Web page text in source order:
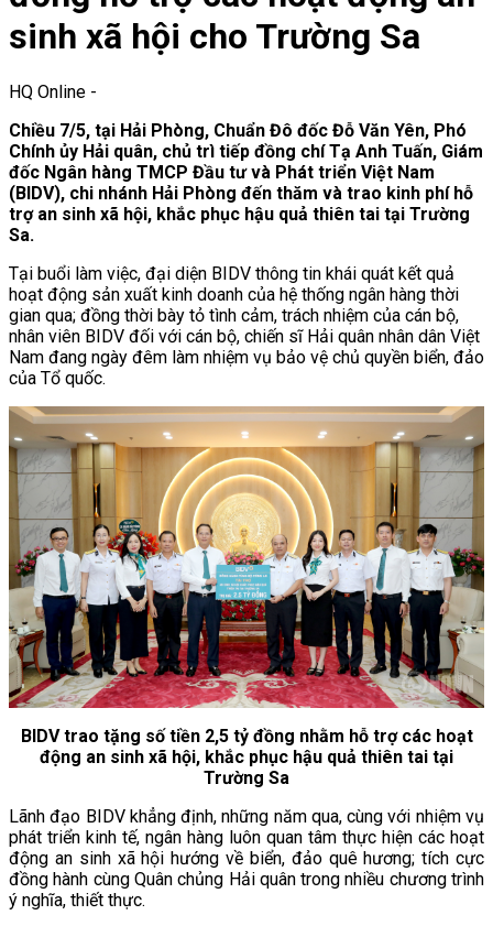
sinh xã hội cho Trường Sa
HQ Online -
Chiều 7/5, tại Hải Phòng, Chuẩn Đô đốc Đỗ Văn Yên, Phó
Chính ủy Hải quân, chủ trì tiếp đồng chí Tạ Anh Tuấn, Giám
đốc Ngân hàng TMCP Đầu tư và Phát triển Việt Nam
(BIDV), chi nhánh Hải Phòng đến thăm và trao kinh phí hỗ
trợ an sinh xã hội, khắc phục hậu quả thiên tai tại Trường
Sa.
Tại buổi làm việc, đại diện BIDV thông tin khái quát kết quả
hoạt động sản xuất kinh doanh của hệ thống ngân hàng thời
gian qua; đồng thời bày tỏ tình cảm, trách nhiệm của cán bộ,
nhân viên BIDV đối với cán bộ, chiến sĩ Hải quân nhân dân Việt
Nam đang ngày đêm làm nhiệm vụ bảo vệ chủ quyền biển, đảo
của Tổ quốc.
BIDV trao tặng số tiền 2,5 tỷ đồng nhằm hỗ trợ các hoạt
động an sinh xã hội, khắc phục hậu quả thiên tai tại
Trường Sa
Lãnh đạo BIDV khẳng định, những năm qua, cùng với nhiệm vụ
phát triển kinh tế, ngân hàng luôn quan tâm thực hiện các hoạt
động an sinh xã hội hướng về biển, đảo quê hương; tích cực
đồng hành cùng Quân chủng Hải quân trong nhiều chương trình
ý nghĩa, thiết thực.